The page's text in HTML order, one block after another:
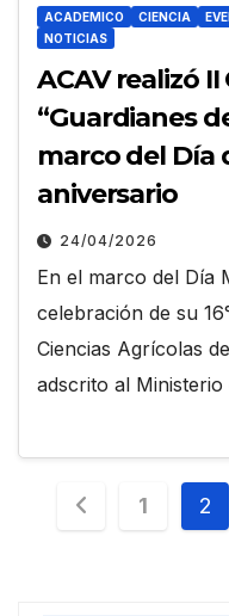
ACADEMICO CIENCIA
NOTICIAS
ACAV realizó
“Guardianes
marco del Día
aniversario
24/04/2026
En el marco del Día
celebración de su
Ciencias Agrícolas
adscrito al
Paginación
1 2